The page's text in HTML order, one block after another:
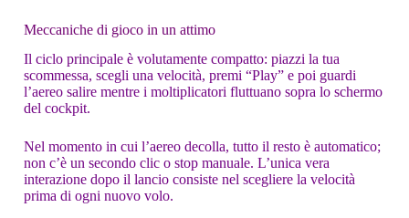
Meccaniche di gioco in un attimo
Il ciclo principale è volutamente compatto: piazzi la tua
scommessa, scegli una velocità, premi “Play” e poi guardi
l’aereo salire mentre i moltiplicatori fluttuano sopra lo schermo
del cockpit.
Nel momento in cui l’aereo decolla, tutto il resto è automatico;
non c’è un secondo clic o stop manuale. L’unica vera
interazione dopo il lancio consiste nel scegliere la velocità
prima di ogni nuovo volo.